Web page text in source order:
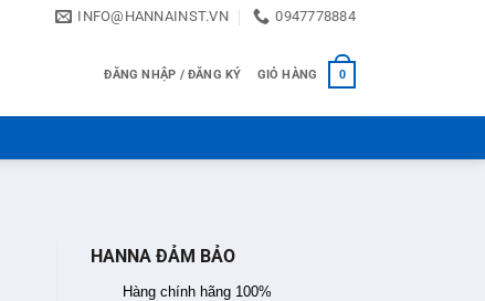
INFO@HANNAINST.VN 0947778884
ĐĂNG NHẬP / ĐĂNG KÝ GIỎ HÀNG 0
HANNA ĐẢM BẢO
Hàng chính hãng 100%